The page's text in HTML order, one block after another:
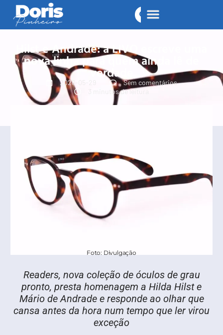
Hilst e Andrade: a LIVO escreve uma
nova linha para quem ainda lê de
verdade
2026-05-29
Sem comentários
3 minutos de leitura
Foto: Divulgação
Readers, nova coleção de óculos de grau
pronto, presta homenagem a Hilda Hilst e
Mário de Andrade e responde ao olhar que
cansa antes da hora num tempo que ler virou
exceção